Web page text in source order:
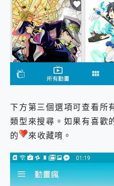
下方第三個選項可查看所
類型來搜尋。如果有喜歡
的
來收藏唷。